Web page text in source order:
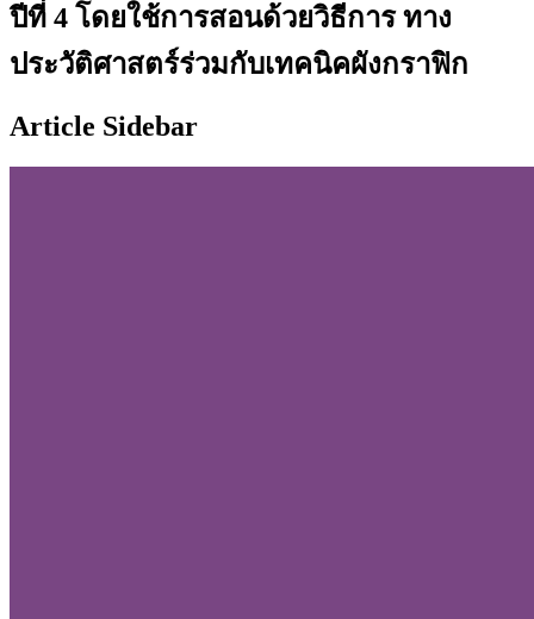
ปีที่ 4 โดยใช้การสอนด้วยวิธีการ ทาง
ประวัติศาสตร์ร่วมกับเทคนิคผังกราฟิก
Article Sidebar